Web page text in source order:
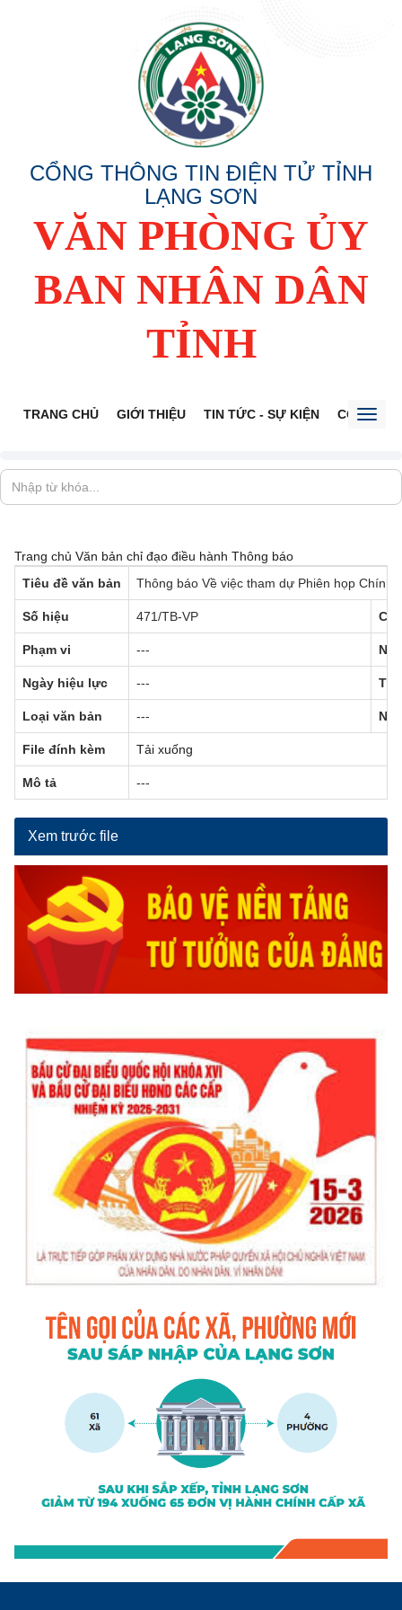
CỔNG THÔNG TIN ĐIỆN TỬ TỈNH
LẠNG SƠN
VĂN PHÒNG ỦY
BAN NHÂN DÂN
TỈNH
TRANG CHỦ GIỚI THIỆU TIN TỨC - SỰ KIỆN CỔNG
Trang chủ Văn bản chỉ đạo điều hành Thông báo
Tiêu đề văn bản
Thông báo Về việc tham dự Phiên họp
Số hiệu 471/TB-VP Cơ
Phạm vi ---
Ngày hiệu lực ---
Loại văn bản ---
File đính kèm Tải xuống
Mô tả ---
Xem trước file